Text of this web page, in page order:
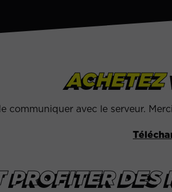
ACHETEZ
communiquer avec le serveur.
PROFITER